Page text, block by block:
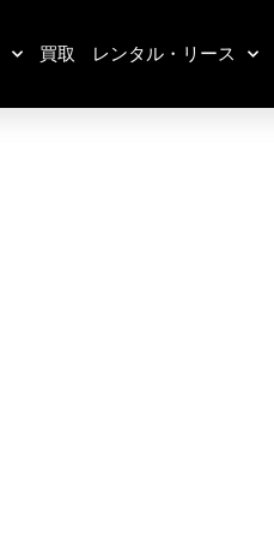
買取 レンタル・リース